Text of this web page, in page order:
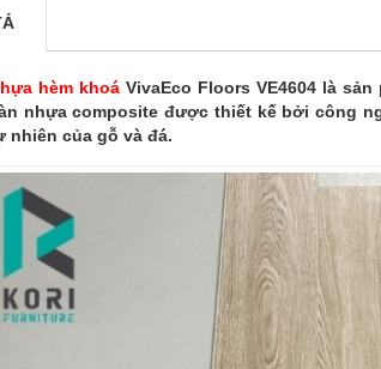
hèm khoáVivaEco Floors VE4604 là
nhựa composite được thiết kế bởi công
nhiên của gỗ và đá.